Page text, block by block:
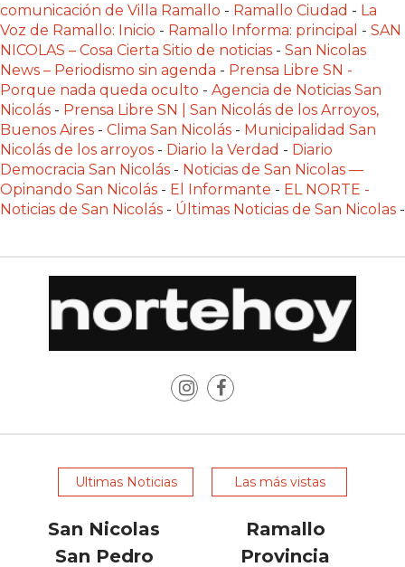
MEJOR
PLATAFORMA
PARA
CREAR
UNA
TIENDA
ONLINE
CON
WHATSAPP?
DE
PRINCIPALES
OPCIONES
MAXIREST
comunicación de Villa Ramallo - Ramallo Ciudad - La
Voz de Ramallo: Inicio - Ramallo Informa: principal - SAN
NICOLAS – Cosa Cierta Sitio de noticias - San Nicolas
News – Periodismo sin agenda - Prensa Libre SN -
Porque nada queda oculto - Agencia de Noticias San
Nicolás - Prensa Libre SN | San Nicolás de los Arroyos,
Buenos Aires - Clima San Nicolás - Municipalidad San
Nicolás de los arroyos - Diario la Verdad - Diario
Democracia San Nicolás - Noticias de San Nicolas —
Opinando San Nicolás - El Informante - EL NORTE -
Noticias de San Nicolás - Últimas Noticias de San Nicolas -
Ultimas Noticias Las más vistas
San Nicolas
Ramallo
San Pedro
Provincia